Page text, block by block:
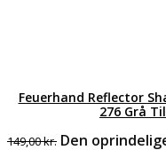
Feuerhand Reflector
276 Grå
149,00kr. Den